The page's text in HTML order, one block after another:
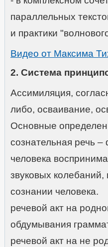
параллельных
и практики
Видео от Максима
2. Система
Ассимиляция,
либо, осваивание,
Основные
сознательная речь
человека
звуковых
сознании человека.
речевой акт на
обдумывания
речевой акт на не